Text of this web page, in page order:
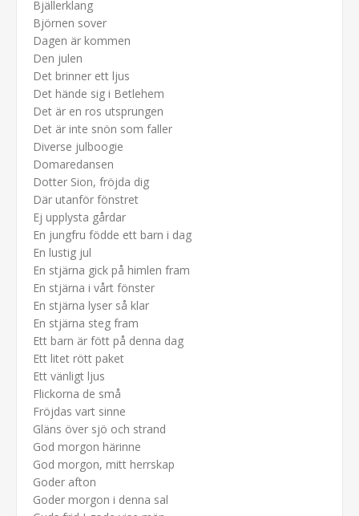
Bjällerklang
Björnen sover
Dagen är kommen
Den julen
Det brinner ett ljus
Det hände sig i Betlehem
Det är en ros utsprungen
Det är inte snön som faller
Diverse julboogie
Domaredansen
Dotter Sion, fröjda dig
Där utanför fönstret
Ej upplysta gårdar
En jungfru födde ett barn i dag
En lustig jul
En stjärna gick på himlen fram
En stjärna i vårt fönster
En stjärna lyser så klar
En stjärna steg fram
Ett barn är fött på denna dag
Ett litet rött paket
Ett vänligt ljus
Flickorna de små
Fröjdas vart sinne
Gläns över sjö och strand
God morgon härinne
God morgon, mitt herrskap
Goder afton
Goder morgon i denna sal